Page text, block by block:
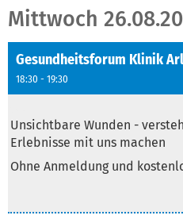
Mittwoch
Gesundheitsforum Klinik
18:30 - 19:30
Unsichtbare Wunden -
Erlebnisse mit uns machen
Ohne Anmeldung und